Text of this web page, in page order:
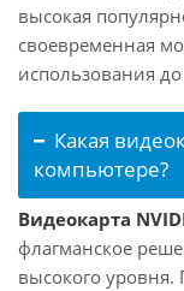
высокая
своевременная
использования
Какая
компьютере?
Видеокарта
флагманское
высокого уровня.